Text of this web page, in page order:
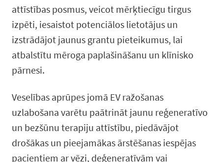
attīstības posmus, veicot mērķtiecīgu tirgus
izpēti, iesaistot potenciālos lietotājus un
izstrādājot jaunus grantu pieteikumus, lai
atbalstītu mēroga paplašināšanu un klīnisko
pārnesi.
Veselības aprūpes jomā EV ražošanas
uzlabošana varētu paātrināt jaunu reģeneratīvo
un bezšūnu terapiju attīstību, piedāvājot
drošākas un pieejamākas ārstēšanas iespējas
pacientiem ar vēzi, deģeneratīvām vai